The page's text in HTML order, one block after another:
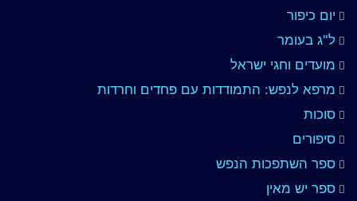
יום כיפור
ל"ג בעומר
מועדים וחגי ישראל
מרפא לנפש: התמודדות עם פחדים וחרדות
סוכות
סיפורים
ספר השתפכות הנפש
ספר יש מאין